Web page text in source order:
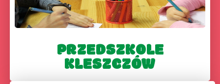
PRZEDSZKOLE
KLESZCZÓW